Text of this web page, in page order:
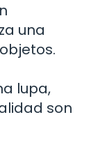
una
lupa,
son